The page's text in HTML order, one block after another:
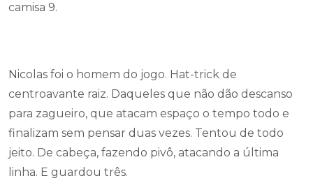
camisa 9.
Nicolas foi o homem do jogo. Hat-trick de
centroavante raiz. Daqueles que não dão descanso
para zagueiro, que atacam espaço o tempo todo e
finalizam sem pensar duas vezes. Tentou de todo
jeito. De cabeça, fazendo pivô, atacando a última
linha. E guardou três.